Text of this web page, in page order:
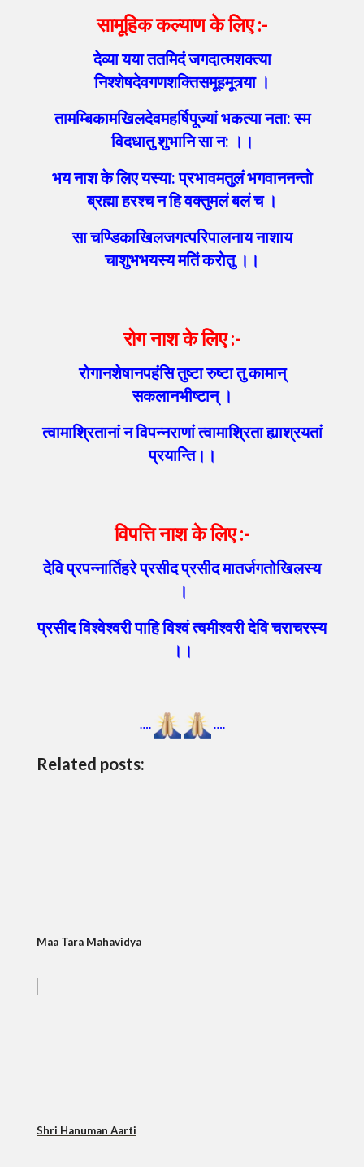
सामूहिक कल्याण के लिए:-
देव्या यया ततमिदं जगदात्मशक्त्या
निश्शेषदेवगणशक्तिसमूहमूत्र्या ।
तामम्बिकामखिलदेवमहर्षिपूज्यां भकत्या नता: स्म
विदधातु शुभानि सा न: ।।
भय नाश के लिए यस्या: प्रभावमतुलं भगवाननन्तो
ब्रह्मा हरश्च न हि वक्तुमलं बलं च ।
सा चण्डिकाखिलजगत्परिपालनाय नाशाय
चाशुभभयस्य मतिं करोतु ।।
रोग नाश के लिए:-
रोगानशेषानपहंसि तुष्टा रुष्टा तु कामान्
सकलानभीष्टान् ।
त्वामाश्रितानां न विपन्नराणां त्वामाश्रिता ह्याश्रयतां
प्रयान्ति।।
विपत्ति नाश के लिए:-
देवि प्रपन्नार्तिहरे प्रसीद प्रसीद मातर्जगतोखिलस्य
।
प्रसीद विश्वेश्वरी पाहि विश्वं त्वमीश्वरी देवि चराचरस्य
।।
…. ….
Related posts:
Maa Tara Mahavidya
Shri Hanuman Aarti